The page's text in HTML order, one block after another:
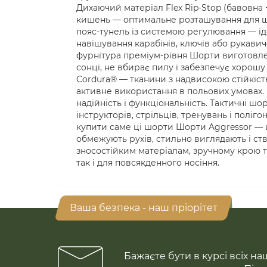
Дихаючий матеріал Flex Rip-Stop (бавовна
кишень — оптимальне розташування для
пояс-тунель із системою регулювання —
навішування карабінів, ключів або
фурнітура преміум-рівня Шорти
сонці, не вбирає пилу і забезпечує
Cordura® — тканини з надвисокою
активне використання в польових
надійність і функціональність. Тактичні
інструкторів, стрільців, тренувань і
купити саме ці шорти Шорти Aggressor —
обмежують рухів, стильно виглядають і
зносостійким матеріалам, зручному
так і для повсякденного носіння.
Ваша безпека - наш пріорітет
Бажаєте бути в курсі всіх